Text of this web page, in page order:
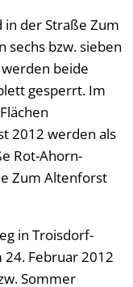
in der Straße Zum
bzw. sieben
beide
gesperrt. Im
2012 werden als
Rot-Ahorn-
Zum Altenforst
in Troisdorf-
24. Februar 2012
Sommer